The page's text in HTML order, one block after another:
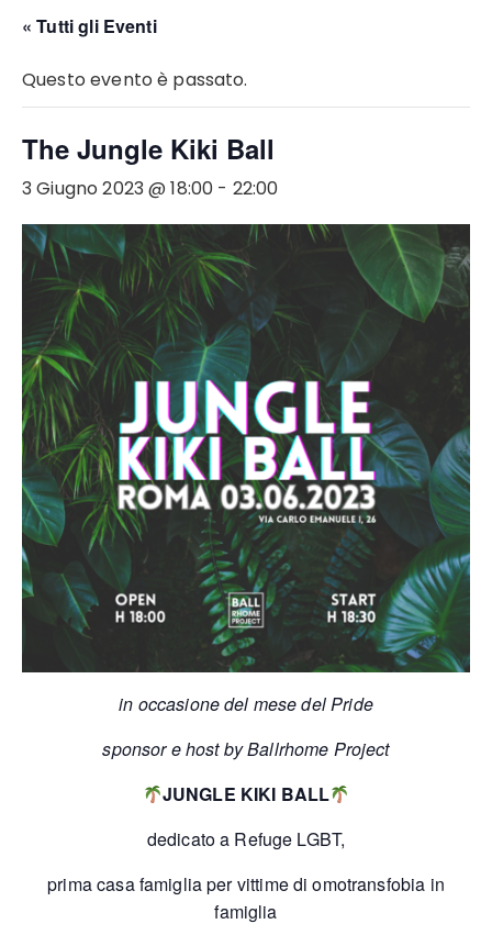
« Tutti gli Eventi
Questo evento è passato.
The Jungle Kiki Ball
3 Giugno 2023 @ 18:00 - 22:00
in occasione del mese del Pride
sponsor e host by Ballrhome Project
JUNGLE KIKI BALL
dedicato a Refuge LGBT,
prima casa famiglia per vittime di omotransfobia in
famiglia